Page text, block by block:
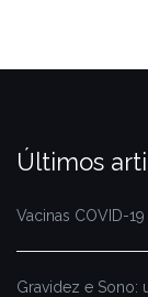
Últimos
Vacinas COVID-
Gravidez e Sono: